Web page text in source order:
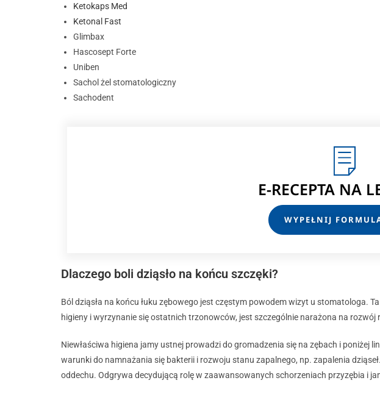
Ketokaps Med
Ketonal Fast
Glimbax
Hascosept Forte
Uniben
Sachol żel stomatologiczny
Sachodent
E-RECEPTA NA
WYPEŁNIJ
Dlaczego boli dziąsło na końcu szczęki?
Ból dziąsła na końcu łuku zębowego jest częstym powodem wizyt u stomatologa.
higieny i wyrzynanie się ostatnich trzonowców, jest szczególnie narażona na rozwój
Niewłaściwa higiena jamy ustnej prowadzi do gromadzenia się na zębach i poniżej
warunki do namnażania się bakterii i rozwoju stanu zapalnego, np. zapalenia dziąseł.
oddechu. Odgrywa decydującą rolę w zaawansowanych schorzeniach przyzębia i